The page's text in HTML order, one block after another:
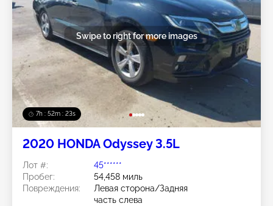
7h : 52m : 20s
Swipe to right for more images
2020 HONDA Odyssey 3.5L
Лот #:
45******
Пробег:
54,458 миль
Повреждения:
Левая сторона/Задняя
часть слева